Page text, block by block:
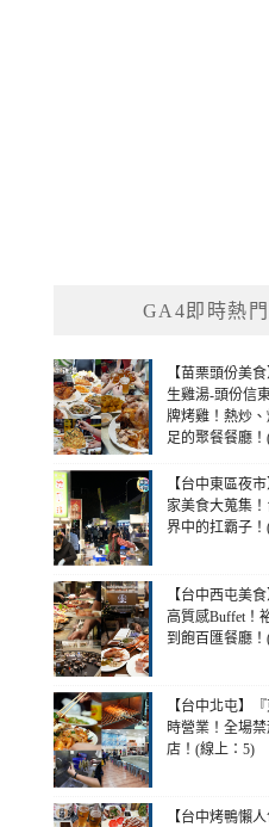
GA4即時熱
【苗栗頭份美
生雞湯-頭份信
牌烤雞！熱炒
足的聚餐餐廳
【台中東區夜
家美食大蒐集
界中的扛霸子
【台中西屯美
高質感Buffet！
到飽百匯餐廳
【台中北屯】
時營業！全場
店！(線上：5)
【台中烤鴨懶